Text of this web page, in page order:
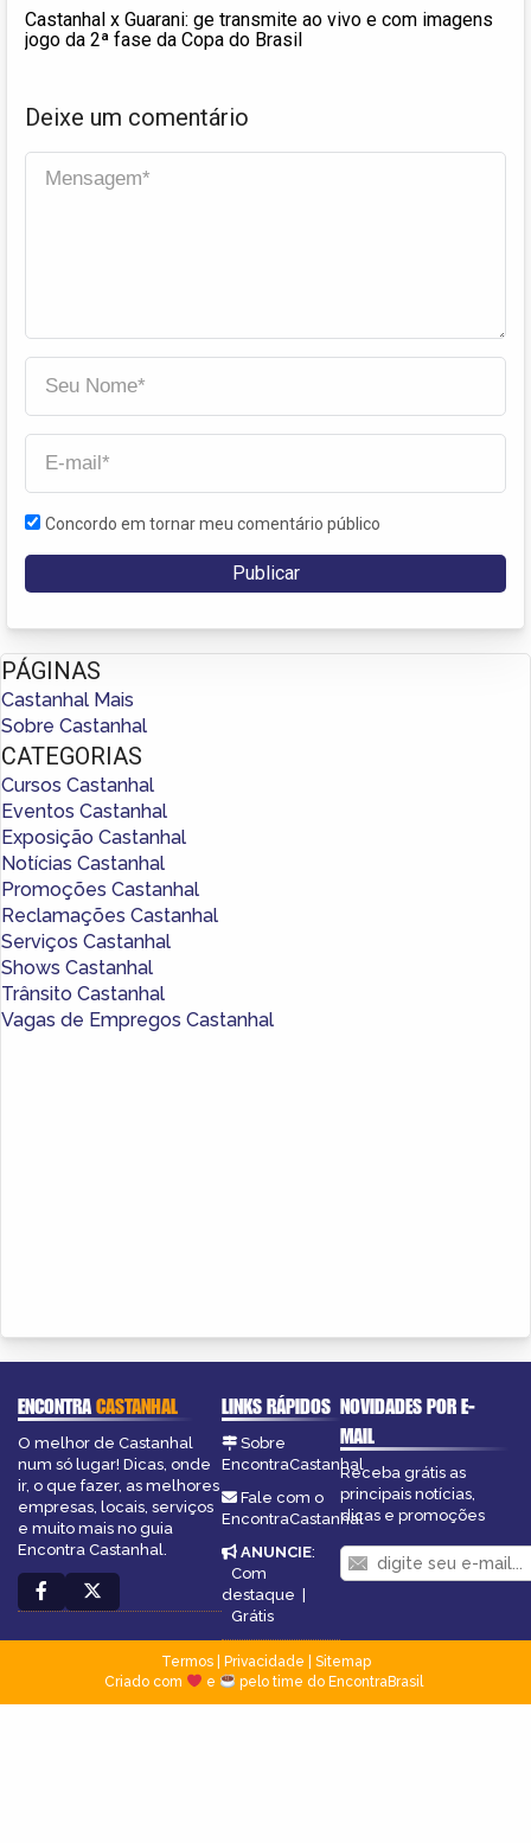
Castanhal x Guarani: ge transmite ao vivo e com imagens
jogo da 2ª fase da Copa do Brasil
Deixe um comentário
Concordo em tornar meu comentário público
PÁGINAS
Castanhal Mais
Sobre Castanhal
CATEGORIAS
Cursos Castanhal
Eventos Castanhal
Exposição Castanhal
Notícias Castanhal
Promoções Castanhal
Reclamações Castanhal
Serviços Castanhal
Shows Castanhal
Trânsito Castanhal
Vagas de Empregos Castanhal
ENCONTRACASTANHAL
O melhor de Castanhal
num só lugar! Dicas, onde
ir, o que fazer, as melhores
empresas, locais, serviços
e muito mais no guia
Encontra Castanhal.
LINKS RÁPIDOS
Sobre
EncontraCastanhal
Fale com o
EncontraCastanhal
ANUNCIE:
Com
destaque
Grátis
NOVIDADES POR E-
MAIL
Receba grátis as
principais notícias,
dicas e promoções
Termos| Privacidade
Sitemap
Criado com
e pelo time do EncontraBrasil